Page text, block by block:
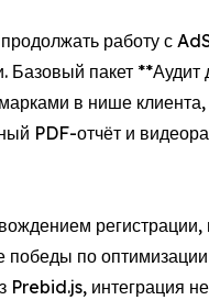
работу с
пакет **Аудит
в нише
PDF-отчёт и
регистрации,
победы по
интеграция